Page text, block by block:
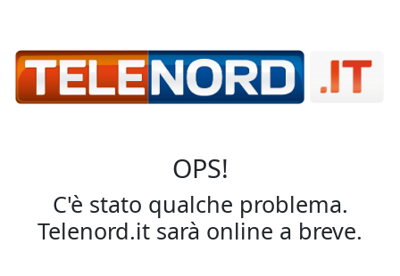
OPS!
C'è stato qualche problema.
Telenord.it sarà online a breve.